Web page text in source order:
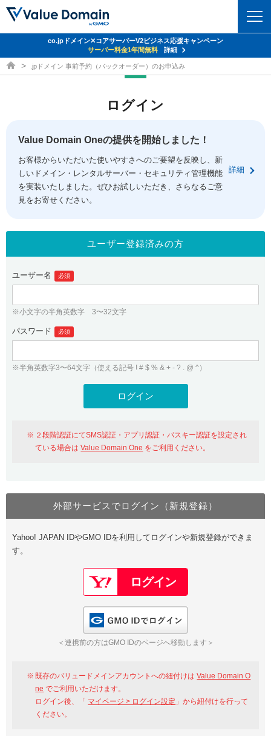
ドメイントップ
ドメイン移管
ドメイン価格一覧
ドメイン一括検索
.jpドメインオークション
gTLDオークション NEW!
.jpドメインバックオーダー
プレミアムドメイン
人気ドメインの種類
WHOIS検索
コアサーバー
バリューサーバー
XREA
セキュリティトップ
Value Domain ネットde診断
SSL証明書
サービストップ
お得意様割引
紹介制度
バリュードメインAPI
ドメイン・ホスティングOEM
facebook
ログイン
従来のバリュードメインをご利用希望の方
Value Domainにログイン
おすすめ One レンタルサーバーを含む最新の機能を使う方
Value Domain Oneにログイン
Google
GMO ID Amazon
※AmazonはValue Domain Oneのログイン画面へ遷移します
ユーザー登録
Value Domain Oneアカウント作成
以下でも登録可能
Google Yahoo!
GMO ID
co.jpドメイン✕コアサーバーV2ビジネス応援キャンペーン
サーバー料金1年間無料
詳細
ドメイン取得ならバリュードメイン
.jpドメイン 事前予約（バックオーダー）のお申込み
ログイン
Value Domain Oneの提供を開始しました！
お客様からいただいた使いやすさへのご要望を反映し、新
しいドメイン・レンタルサーバー・セキュリティ管理機能
を実装いたしました。ぜひお試しいただき、さらなるご意
見をお寄せください。
詳細
ユーザー登録済みの方
ユーザー名 必須
※小文字の半角英数字 3〜32文字
パスワード 必須
※半角英数字3〜64文字（使える記号 ! # $ % & + - ? . @ ^）
２段階認証にてSMS認証・アプリ認証・パスキー認証を設定され
ている場合はValue Domain One をご利用ください。
外部サービスでログイン（新規登録）
Yahoo! JAPAN IDやGMO IDを利用してログインや新規登録ができま
す。
＜連携前の方はGMO IDのページへ移動します＞
既存のバリュードメインアカウントへの紐付けはValue Domain O
ne でご利用いただけます。
ログイン後、「 マイページ > ログイン設定 」から紐付けを行って
ください。